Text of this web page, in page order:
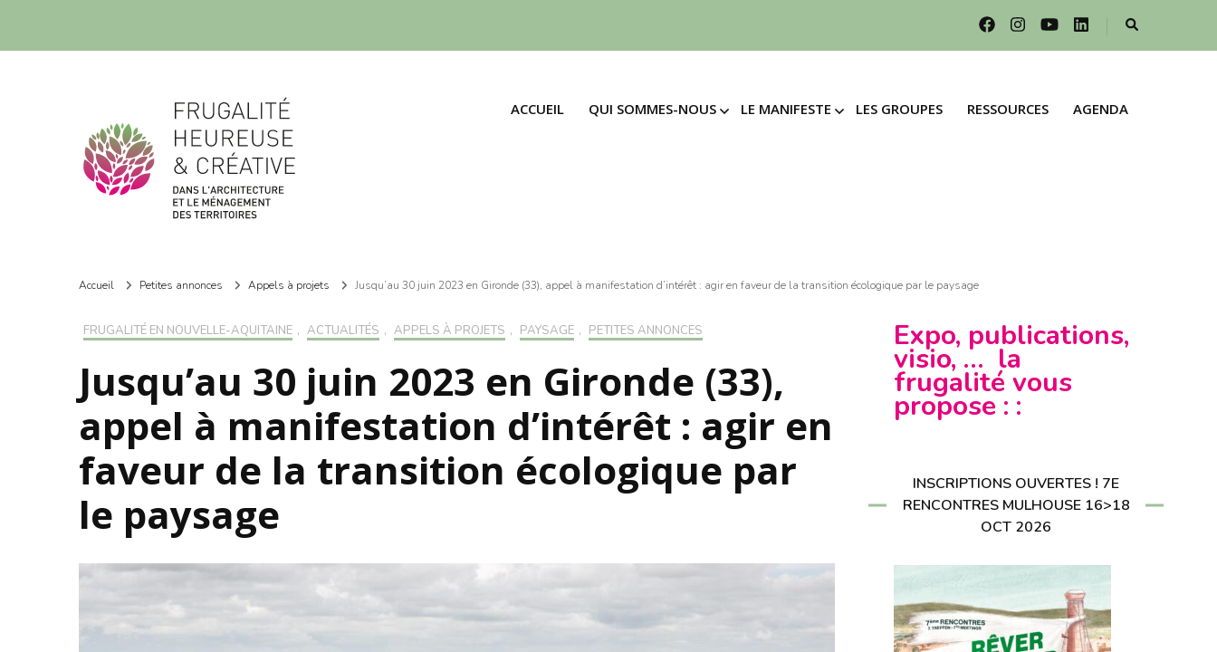
ACCUEIL QUI SOMMES-NOUS
LE « MÉNAGEMENT »
LE MANIFESTE
LE MÉNAGEMENT
FAIRE UN DON
S’INSCRIRE À LA
NEWSLETTER
LES GROUPES RESSOURCES AGENDA
Frugalité dans l'architecture et le ménagement des territoires
DES TERRITOIRES
NEWSLETTER
Accueil Petites annonces Appels à projets Jusqu’au 30 juin 2023 en Gironde (33), appel à manifestation d’intérêt : agir en faveur de la transition écologique par le paysage
FRUGALITÉ EN NOUVELLE-AQUITAINE , ACTUALITÉS , APPELS À PROJETS , PAYSAGE , PETITES ANNONCES
Jusqu’au 30 juin 2023 en Gironde (33),
appel à manifestation d’intérêt : agir en
faveur de la transition écologique par
le paysage
Expo, publications,
visio, … la
frugalité vous
propose : :
INSCRIPTIONS OUVERTES ! 7E
RENCONTRES MULHOUSE 16>18
OCT 2026